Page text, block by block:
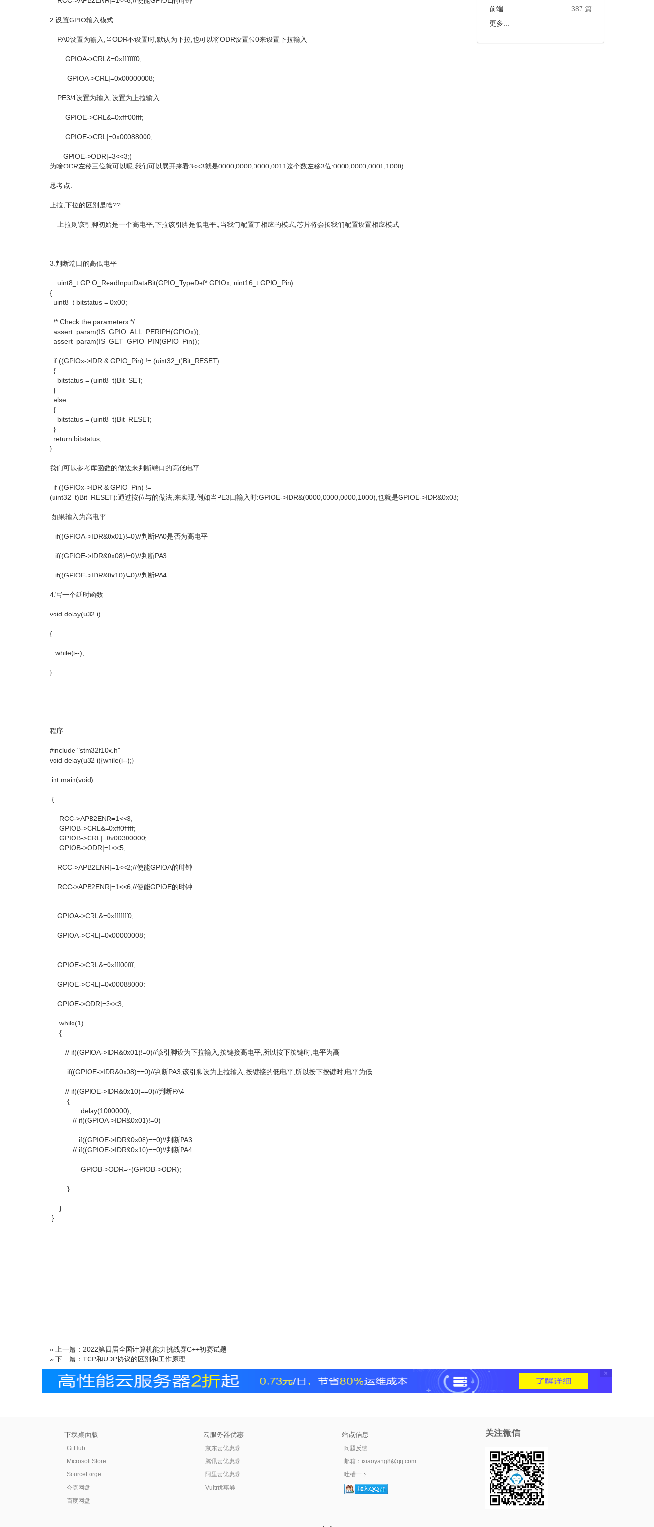
2.设置GPIO输入模式
PA0设置为输入,当ODR不设置时,默认为下拉,也可以将ODR设置位0来设置下拉输入
GPIOA->CRL&=0xfffffff0;
GPIOA->CRL|=0x00000008;
PE3/4设置为输入,设置为上拉输入
GPIOE->CRL&=0xfff00fff;
GPIOE->CRL|=0x00088000;
GPIOE->ODR|=3<<3;(
为啥ODR左移三位就可以呢,我们可以展开来看3<<3就是0000,0000,0000,0011这个数左移3位:0000,0000,0001,1000)
思考点:
上拉,下拉的区别是啥??
上拉则该引脚初始是一个高电平,下拉该引脚是低电平.,当我们配置了相应的模式,芯片将会按我们配置设置相应模式.
3.判断端口的高低电平
uint8_t GPIO_ReadInputDataBit(GPIO_TypeDef* GPIOx, uint16_t GPIO_Pin)
{
uint8_t bitstatus = 0x00;
/* Check the parameters */
assert_param(IS_GPIO_ALL_PERIPH(GPIOx));
assert_param(IS_GET_GPIO_PIN(GPIO_Pin));
if ((GPIOx->IDR & GPIO_Pin) != (uint32_t)Bit_RESET)
{
bitstatus = (uint8_t)Bit_SET;
}
else
{
bitstatus = (uint8_t)Bit_RESET;
}
return bitstatus;
}
我们可以参考库函数的做法来判断端口的高低电平:
if ((GPIOx->IDR & GPIO_Pin) !=
(uint32_t)Bit_RESET):通过按位与的做法,来实现.例如当PE3口输入时:GPIOE->IDR&(0000,0000,0000,1000),也就是GPIOE->IDR&0x08;
如果输入为高电平:
if((GPIOA->IDR&0x01)!=0)//判断PA0是否为高电平
if((GPIOE->IDR&0x08)!=0)//判断PA3
if((GPIOE->IDR&0x10)!=0)//判断PA4
4.写一个延时函数
void delay(u32 i)
{
while(i--);
}
程序:
#include "stm32f10x.h"
void delay(u32 i){while(i--);}
int main(void)
{
RCC->APB2ENR=1<<3;
GPIOB->CRL&=0xff0fffff;
GPIOB->CRL|=0x00300000;
GPIOB->ODR|=1<<5;
RCC->APB2ENR|=1<<2;//使能GPIOA的时钟
RCC->APB2ENR|=1<<6;//使能GPIOE的时钟
GPIOA->CRL&=0xfffffff0;
GPIOA->CRL|=0x00000008;
GPIOE->CRL&=0xfff00fff;
GPIOE->CRL|=0x00088000;
GPIOE->ODR|=3<<3;
while(1)
{
// if((GPIOA->IDR&0x01)!=0)//该引脚设为下拉输入,按键接高电平,所以按下按键时,电平为高
if((GPIOE->IDR&0x08)==0)//判断PA3,该引脚设为上拉输入,按键接的低电平,所以按下按键时,电平为低.
// if((GPIOE->IDR&0x10)==0)//判断PA4
{
delay(1000000);
// if((GPIOA->IDR&0x01)!=0)
if((GPIOE->IDR&0x08)==0)//判断PA3
// if((GPIOE->IDR&0x10)==0)//判断PA4
GPIOB->ODR=~(GPIOB->ODR);
}
}
}
« 上一篇：2022第四届全国计算机能力挑战赛C++初赛试题
» 下一篇：TCP和UDP协议的区别和工作原理
前端
387 篇
更多...
×
下载桌面版
GitHub
Microsoft Store
SourceForge
夸克网盘
百度网盘
云服务器优惠
京东云优惠券
腾讯云优惠券
阿里云优惠券
Vultr优惠券
站点信息
问题反馈
邮箱： ixiaoyang8@qq.com
吐槽一下
关注微信